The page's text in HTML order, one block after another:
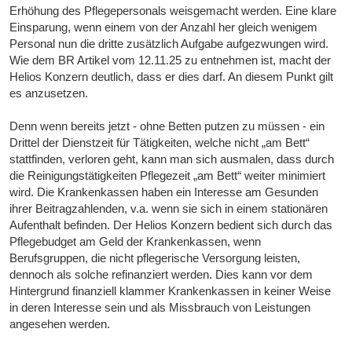
Erhöhung des Pflegepersonals weisgemacht werden. Eine klare
Einsparung, wenn einem von der Anzahl her gleich wenigem
Personal nun die dritte zusätzlich Aufgabe aufgezwungen wird.
Wie dem BR Artikel vom 12.11.25 zu entnehmen ist, macht der
Helios Konzern deutlich, dass er dies darf. An diesem Punkt gilt
es anzusetzen.
Denn wenn bereits jetzt - ohne Betten putzen zu müssen - ein
Drittel der Dienstzeit für Tätigkeiten, welche nicht „am Bett“
stattfinden, verloren geht, kann man sich ausmalen, dass durch
die Reinigungstätigkeiten Pflegezeit „am Bett“ weiter minimiert
wird. Die Krankenkassen haben ein Interesse am Gesunden
ihrer Beitragzahlenden, v.a. wenn sie sich in einem stationären
Aufenthalt befinden. Der Helios Konzern bedient sich durch das
Pflegebudget am Geld der Krankenkassen, wenn
Berufsgruppen, die nicht pflegerische Versorgung leisten,
dennoch als solche refinanziert werden. Dies kann vor dem
Hintergrund finanziell klammer Krankenkassen in keiner Weise
in deren Interesse sein und als Missbrauch von Leistungen
angesehen werden.